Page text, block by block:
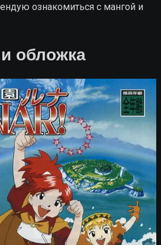
ознакомиться с мангой и
обложка